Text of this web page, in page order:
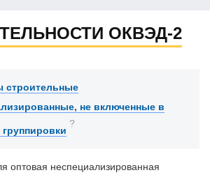
ОКВЭД-2
строительные
не включенные в
группировки
?
оптовая неспециализированная